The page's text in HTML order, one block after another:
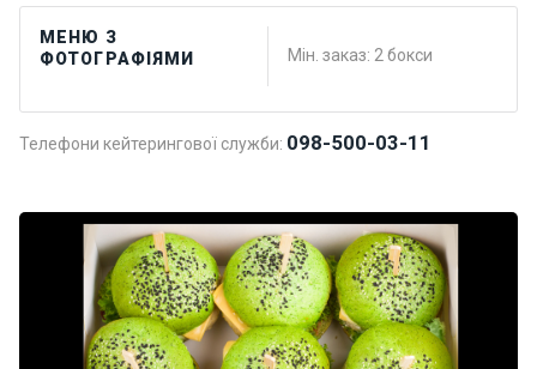
МЕНЮ З
ФОТОГРАФІЯМИ
Мін. заказ: 2 бокси
Телефони кейтерингової служби: 098-500-03-11